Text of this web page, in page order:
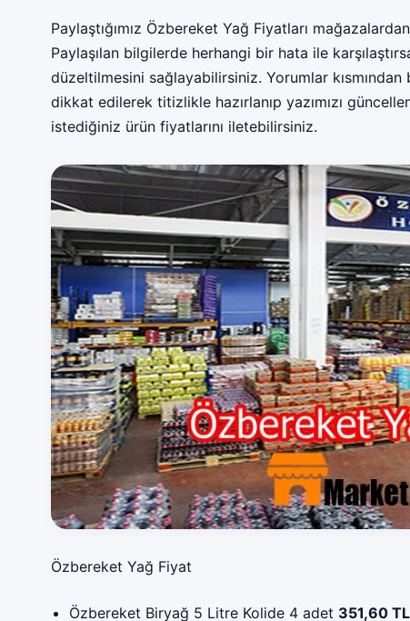
Paylaştığımız Özbereket Yağ Fiyatları
Paylaşılan bilgilerde herhangi bir hata ile
düzeltilmesini sağlayabilirsiniz. Yorumlar
dikkat edilerek titizlikle hazırlanıp yazımızı
istediğiniz ürün fiyatlarını iletebilirsiniz.
Özbereket Yağ Fiyat
Özbereket Biryağ 5 Litre Kolide 4 adet 351,60 TL